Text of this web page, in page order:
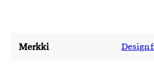
Merkki Design